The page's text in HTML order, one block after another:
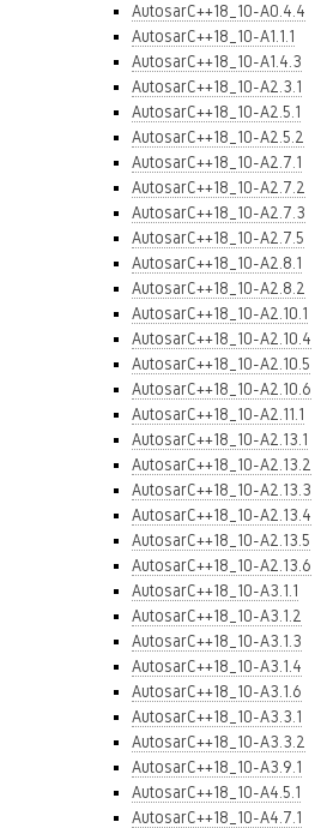
AutosarC++18_10-A0.4.4
AutosarC++18_10-A1.1.1
AutosarC++18_10-A1.4.3
AutosarC++18_10-A2.3.1
AutosarC++18_10-A2.5.1
AutosarC++18_10-A2.5.2
AutosarC++18_10-A2.7.1
AutosarC++18_10-A2.7.2
AutosarC++18_10-A2.7.3
AutosarC++18_10-A2.7.5
AutosarC++18_10-A2.8.1
AutosarC++18_10-A2.8.2
AutosarC++18_10-A2.10.1
AutosarC++18_10-A2.10.4
AutosarC++18_10-A2.10.5
AutosarC++18_10-A2.10.6
AutosarC++18_10-A2.11.1
AutosarC++18_10-A2.13.1
AutosarC++18_10-A2.13.2
AutosarC++18_10-A2.13.3
AutosarC++18_10-A2.13.4
AutosarC++18_10-A2.13.5
AutosarC++18_10-A2.13.6
AutosarC++18_10-A3.1.1
AutosarC++18_10-A3.1.2
AutosarC++18_10-A3.1.3
AutosarC++18_10-A3.1.4
AutosarC++18_10-A3.1.6
AutosarC++18_10-A3.3.1
AutosarC++18_10-A3.3.2
AutosarC++18_10-A3.9.1
AutosarC++18_10-A4.5.1
AutosarC++18_10-A4.7.1